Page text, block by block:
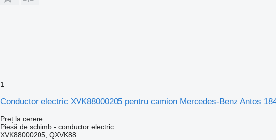
1
Conductor electric XVK88000205 pentru camion Mercedes-Benz Antos
Preț la cerere
Piesă de schimb - conductor electric
XVK88000205, QXVK88